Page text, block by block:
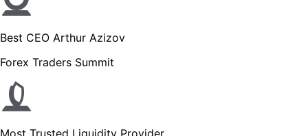
Best CEO Arthur Azizov
Forex Traders Summit